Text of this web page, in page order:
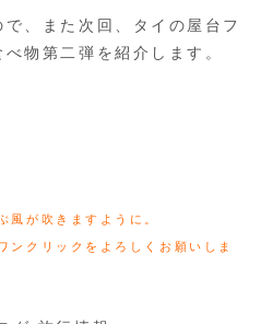
、また次回、タイの屋台フ
物第二弾を紹介します。
風が吹きますように。
ンクリックをよろしくお願いしま